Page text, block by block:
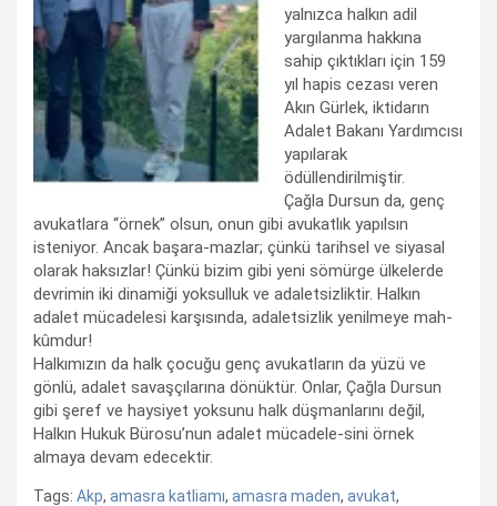
yalnızca halkın adil
yargılanma hakkına
sahip çıktıkları için 159
yıl hapis cezası veren
Akın Gürlek, iktidarın
Adalet Bakanı Yardımcısı
yapılarak
ödüllendirilmiştir.
Çağla Dursun da, genç
avukatlara “örnek” olsun, onun gibi avukatlık yapılsın
isteniyor. Ancak başara-mazlar; çünkü tarihsel ve siyasal
olarak haksızlar! Çünkü bizim gibi yeni sömürge ülkelerde
devrimin iki dinamiği yoksulluk ve adaletsizliktir. Halkın
adalet mücadelesi karşısında, adaletsizlik yenilmeye mah-
kûmdur!
Halkımızın da halk çocuğu genç avukatların da yüzü ve
gönlü, adalet savaşçılarına dönüktür. Onlar, Çağla Dursun
gibi şeref ve haysiyet yoksunu halk düşmanlarını değil,
Halkın Hukuk Bürosu’nun adalet mücadele-sini örnek
almaya devam edecektir.
Tags: Akp, amasra katliamı, amasra maden, avukat,